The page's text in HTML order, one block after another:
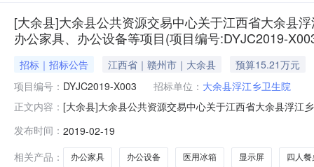
[大余县]大余县公共资源交易中心关于江西省大余县
办公家具、办公设备等项目(项目编号:DYJC2019-
招标｜招标公告 江西省｜赣州市｜大余县
预算15.21万元
项目编号： DYJC2019-X003 招标单位： 大余县浮江乡卫生院
正文内容： [大余县]大余县公共资源交易中心关于江西省大余县浮江
室、大余县商务局办公家具、办公设备等项目（项目编
大余县扶贫和移
发布时间： 2019-02-19
相关产品：
办公家具 办公设备 医用冰箱 显示屏 四人餐